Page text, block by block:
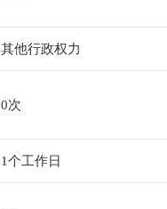
其他行政权力
0次
1个工作日